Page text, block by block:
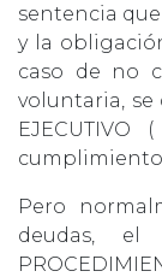
sentencia
y la
caso de no
voluntaria, se
cumplimiento
Pero
deudas, el